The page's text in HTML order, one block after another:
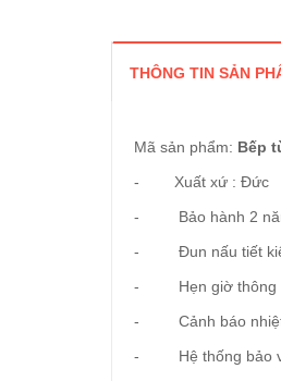
THÔNG TIN SẢN
Mã sản phẩm: Bếp
- Xuất xứ : Đức
- Bảo hành 2
- Đun nấu tiết
- Hẹn giờ thông
- Cảnh báo nhiệt
- Hệ thống bảo vệ